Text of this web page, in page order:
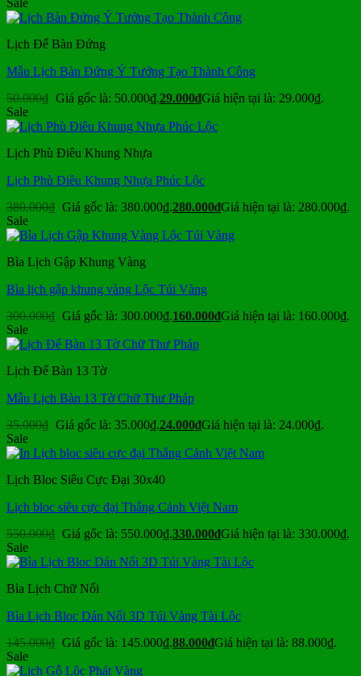
Lịch Để Bàn Đứng
Mẫu Lịch Bàn Đứng Ý Tưởng Tạo Thành Công
50.000₫ Giá gốc là: 50.000₫.29.000₫Giá hiện tại là: 29.000₫.
Sale
Lịch Phù Điêu Khung Nhựa
Lịch Phù Điêu Khung Nhựa Phúc Lộc
380.000₫ Giá gốc là: 380.000₫.280.000₫Giá hiện tại là: 280.000₫.
Sale
Bìa Lịch Gập Khung Vàng
Bìa lịch gập khung vàng Lộc Túi Vàng
300.000₫ Giá gốc là: 300.000₫.160.000₫Giá hiện tại là: 160.000₫.
Sale
Lịch Để Bàn 13 Tờ
Mẫu Lịch Bàn 13 Tờ Chữ Thư Pháp
35.000₫ Giá gốc là: 35.000₫.24.000₫Giá hiện tại là: 24.000₫.
Sale
Lịch Bloc Siêu Cực Đại 30x40
Lịch bloc siêu cực đại Thắng Cảnh Việt Nam
550.000₫ Giá gốc là: 550.000₫.330.000₫Giá hiện tại là: 330.000₫.
Sale
Bìa Lịch Chữ Nổi
Bìa Lịch Bloc Dán Nổi 3D Túi Vàng Tài Lộc
145.000₫ Giá gốc là: 145.000₫.88.000₫Giá hiện tại là: 88.000₫.
Sale